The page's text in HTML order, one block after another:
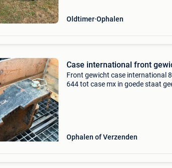
Oldtimer Ophalen
Case international front
Front gewicht case international
644 tot case mx in goede staat
Ophalen of Verzenden